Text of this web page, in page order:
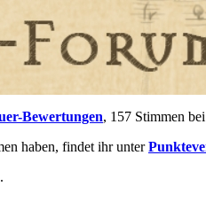
Bewertungen, 157 Stimmen
haben, findet ihr unter
.